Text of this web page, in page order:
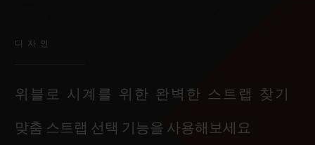
디자인
위블로 시계를 위한 완벽한 스트랩 찾기
맞춤 스트랩 선택 기능을 사용해보세요